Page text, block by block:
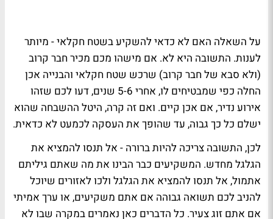
על השאלה האם לא כדאי להשקיע בשטח חקלאי - מיותר
לענות. התשובה היא לא. אם מישהו מכם מכיר חבר קרוב
(ולא סבא של חבר קרוב) שרכש שטח חקלאי והבנייה אכן
החלה כפי שמבטיחים לו, אחרי 5-6 שנים, דעו לכם שזהו
אירוע נדיר, אם אכן קיים. ואם זה קרה, היטל ההשבחה שהוא
ישלם כל כך גבוה, עד שהופך את העסקה לכמעט לא כדאית.
לכן, התשובה צריכה להיות ברורה - אל תנסו להמציא את
הגלגל מחדש. המשקיעים כבר הבינו את מה שאתם גיליתם
אתמול, אל תנסו להמציא את הגלגל ולכו לאזורים שיוכל
להניב לכם תשואה גבוהה אם אתם משקיעים, או ערך אמיתי
אם אתם זוג צעיר. כל הדברים כאן נאמרים במקרה שבו לא